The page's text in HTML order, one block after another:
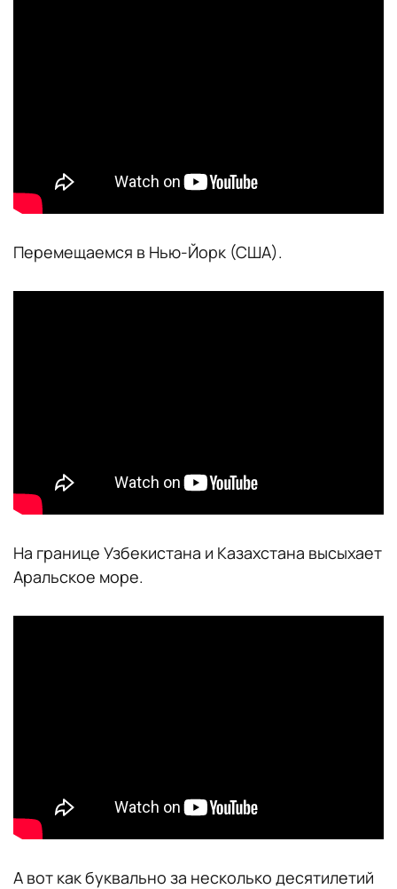
Перемещаемся в Нью-Йорк (США).
На границе Узбекистана и Казахстана высыхает
Аральское море.
А вот как буквально за несколько десятилетий